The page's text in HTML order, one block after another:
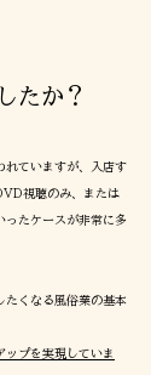
たか？
れていますが、入店す
視聴のみ、または
ったケースが非常に多
たくなる風俗業の基本
ップを実現していま